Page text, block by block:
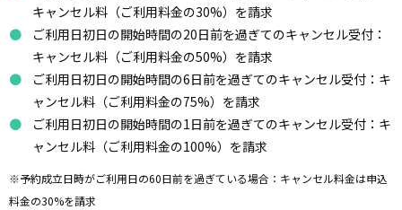
キャンセル料（ご利用料金の30%）を請求
ご利用日初日の開始時間の20日前を過ぎてのキャンセル受付：
キャンセル料（ご利用料金の50%）を請求
ご利用日初日の開始時間の6日前を過ぎてのキャンセル受付：キ
ャンセル料（ご利用料金の75%）を請求
ご利用日初日の開始時間の1日前を過ぎてのキャンセル受付：キ
ャンセル料（ご利用料金の100%）を請求
※予約成立日時がご利用日の60日前を過ぎている場合：キャンセル料金は申込
料金の30%を請求